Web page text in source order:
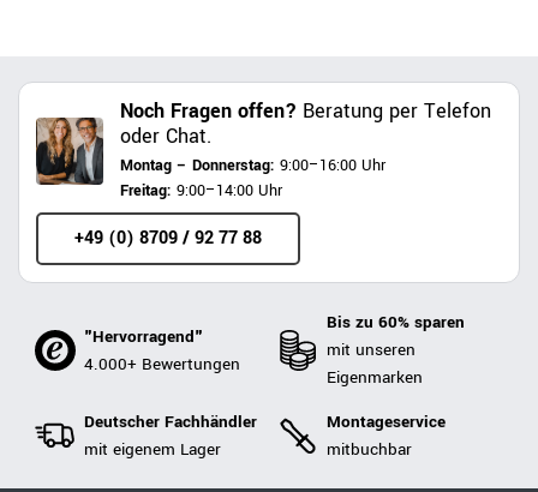
Noch Fragen offen? Beratung per Telefon
oder Chat.
Montag – Donnerstag: 9:00–16:00 Uhr
Freitag: 9:00–14:00 Uhr
+49 (0) 8709 / 92 77 88
"Hervorragend"
4.000+ Bewertungen
Bis zu 60% sparen
mit unseren
Eigenmarken
Deutscher Fachhändler
mit eigenem Lager
Montageservice
mitbuchbar